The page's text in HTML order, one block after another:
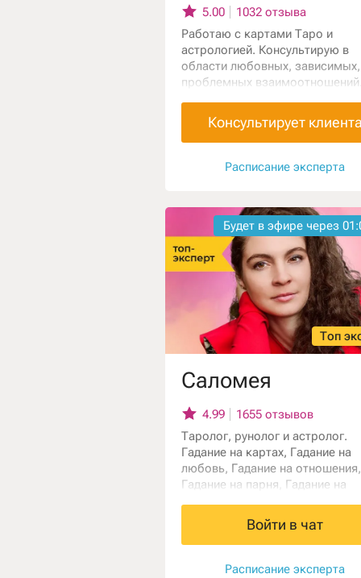
5.00
1032 отзыва
Работаю с картами Таро и
астрологией. Консультирую в
области любовных, зависимых,
проблемных взаимоотношений.
прогностика событий, выбор
профессии, диагностика
плане карьерного роста и
бизнеса.
Консультирует клиента
Расписание эксперта
Будет в эфире через
Топ
Саломея
4.99
1655 отзывов
Таролог, рунолог и астролог.
Гадание на картах, Гадание на
любовь, Гадание на отношения,
Гадание на парня, Гадание на
Классическое таро, Нумерологи,
Нумерология имени и фамилии ,
Нумерология рождения , Рейки,
Составление талисманов
Войти в чат
Расписание эксперта